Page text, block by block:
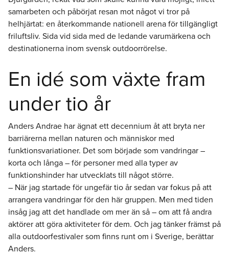
samarbeten och påbörjat resan mot något vi tror på
helhjärtat: en återkommande nationell arena för tillgängligt
friluftsliv. Sida vid sida med de ledande varumärkena och
destinationerna inom svensk outdoorrörelse.
En idé som växte fram
under tio år
Anders Andrae har ägnat ett decennium åt att bryta ner
barriärerna mellan naturen och människor med
funktionsvariationer. Det som började som vandringar –
korta och långa – för personer med alla typer av
funktionshinder har utvecklats till något större.
– När jag startade för ungefär tio år sedan var fokus på att
arrangera vandringar för den här gruppen. Men med tiden
insåg jag att det handlade om mer än så – om att få andra
aktörer att göra aktiviteter för dem. Och jag tänker främst på
alla outdoorfestivaler som finns runt om i Sverige, berättar
Anders.